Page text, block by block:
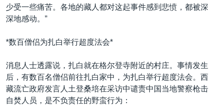
少受一些痛苦。各地的藏人都对这起事件感到悲愤，都被深
深地感动。”
*数百僧侣为扎白举行超度法会*
消息人士透露说，扎白就在格尔登寺附近的村庄。事情发生
后，有数百名僧侣前往扎白家中，为扎白举行超度法会。西
藏流亡政府发言人土登桑培在采访中谴责中国当地警察枪击
自焚人员，是不负责任的野蛮行为：